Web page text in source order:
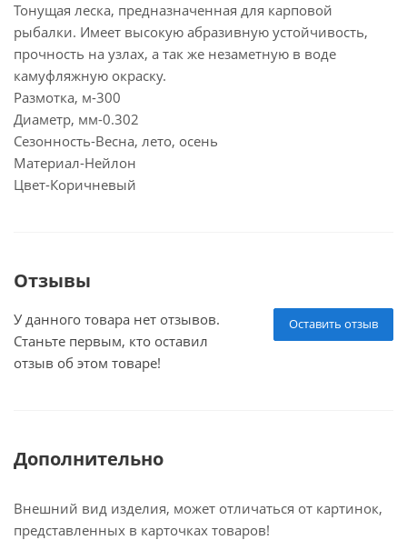
Тонущая леска, предназначенная для карповой
рыбалки. Имеет высокую абразивную устойчивость,
прочность на узлах, а так же незаметную в воде
камуфляжную окраску.
Размотка, м-300
Диаметр, мм-0.302
Сезонность-Весна, лето, осень
Материал-Нейлон
Цвет-Коричневый
Отзывы
Оставить отзыв
У данного товара нет отзывов.
Станьте первым, кто оставил
отзыв об этом товаре!
Дополнительно
Внешний вид изделия, может отличаться от картинок,
представленных в карточках товаров!